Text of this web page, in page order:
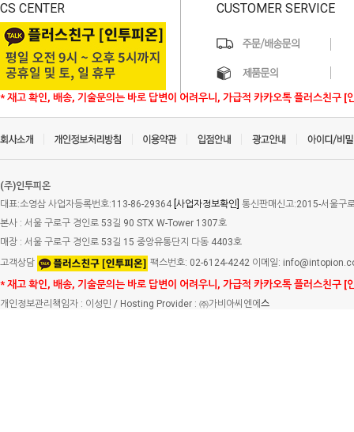
CS CENTER
* 재고 확인, 배송, 기술문의는 바로 답변이 어려우니, 가급적 카카오톡 플러스친구 [
CUSTOMER SERVICE
(주)인투피온
대표:소영삼 사업자등록번호:113-86-29364 [사업자정보확인] 통신판매신고:2015-서울구
본사 : 서울 구로구 경인로 53길 90 STX W-Tower 1307호
매장 : 서울 구로구 경인로 53길 15 중앙유통단지 다동 4403호
고객상담
팩스번호: 02-6124-4242 이메일:
* 재고 확인, 배송, 기술문의는 바로 답변이 어려우니, 가급적 카카오톡 플러스친구 [
개인정보관리책임자 : 이성민 / Hosting Provider : ㈜가비아씨엔에 스